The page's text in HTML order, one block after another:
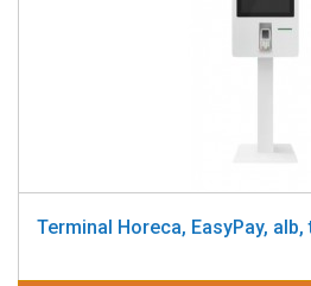
Terminal Horeca, EasyPay,